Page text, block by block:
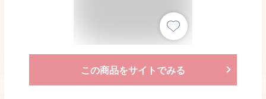
この商品をサイトでみる